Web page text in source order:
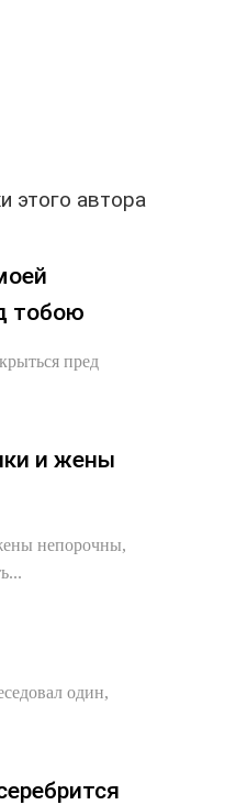
этого автора
тобою
пред
и жены
непорочны,
один,